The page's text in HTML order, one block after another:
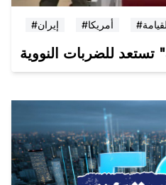
#إيران #أمريكا
تستعد للضربات النووية